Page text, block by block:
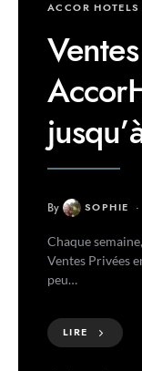
ACCOR HOTELS
By SOPHIE
Chaque
Ventes Privées
peu…
LIRE